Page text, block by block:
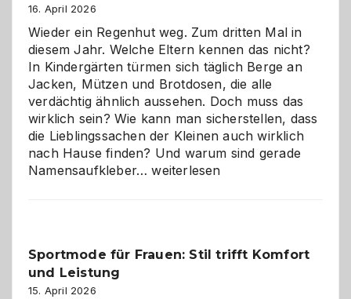
16. April 2026
Wieder ein Regenhut weg. Zum dritten Mal in
diesem Jahr. Welche Eltern kennen das nicht?
In Kindergärten türmen sich täglich Berge an
Jacken, Mützen und Brotdosen, die alle
verdächtig ähnlich aussehen. Doch muss das
wirklich sein? Wie kann man sicherstellen, dass
die Lieblingssachen der Kleinen auch wirklich
nach Hause finden? Und warum sind gerade
Namensaufkleber…Namensaufkleber
gegen
weiterlesen
Sportmode für Frauen: Stil trifft Komfort
und Leistung
15. April 2026